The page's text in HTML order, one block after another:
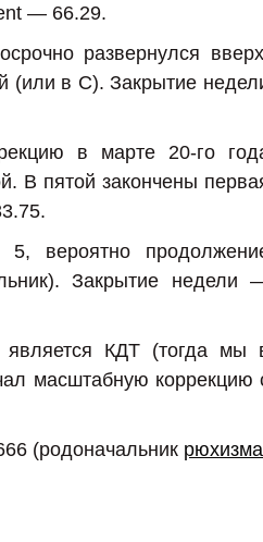
— 66.29.
развернулся
(или в С). Закрытие
в марте 20-го
В пятой закончены
5, вероятно
Закрытие недели
является КДТ (тогда мы
масштабную коррекцию
(родоначальник рюхизма